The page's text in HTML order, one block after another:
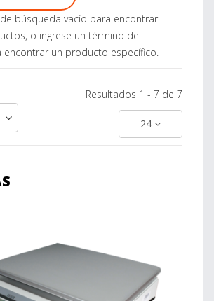
búsqueda vacío para encontrar
o ingrese un término de
encontrar un producto específico.
Resultados 1 - 7 de 7
24